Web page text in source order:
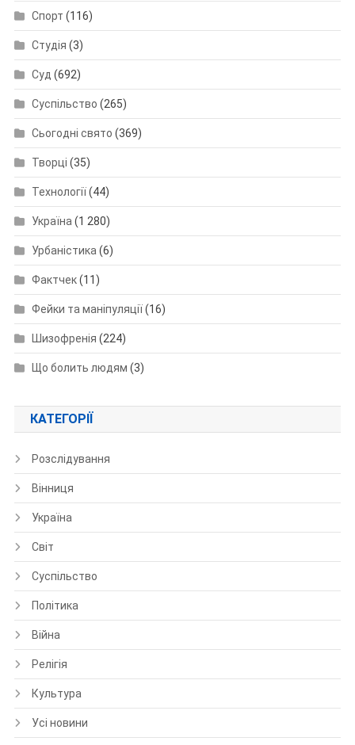
Спорт (116)
Студія (3)
Суд (692)
Суспільство (265)
Сьогодні свято (369)
Творці (35)
Технології(44)
Україна (1 280)
Урбаністика (6)
Фактчек(11)
Фейки та маніпуляції(16)
Шизофренія (224)
Що болить людям (3)
КАТЕГОРІЇ
Розслідування
Вінниця
Україна
Світ
Суспільство
Політика
Війна
Релігія
Культура
Усі новини